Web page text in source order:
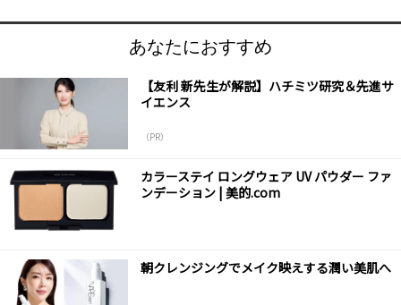
あなたにおすすめ
【友利 新先生が解説】ハチミツ研究＆先進サ
イエンス
（PR）
カラーステイ ロングウェア UV パウダー ファ
ンデーション | 美的.com
朝クレンジングでメイク映えする潤い美肌へ